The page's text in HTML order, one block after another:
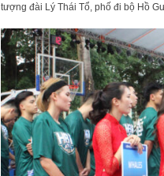
tượng đài Lý Thái Tổ, phố đi bộ Hồ